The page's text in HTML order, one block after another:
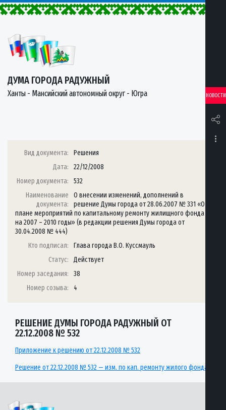
ДУМА ГОРОДА РАДУЖНЫЙ
Ханты - Мансийский автономный округ - Югра НОВОСТИ
Вид документа:
Решения
Дата:
22/12/2008
Номер документа:
532
Наименование
документа:
О внесении изменений, дополнений в
решение Думы города от 28.06.2007 № 331 «О
плане мероприятий по капитальному ремонту жилищного фонда
на 2007 – 2010 годы» (в редакции решения Думы города от
30.04.2008 № 444)
Кто подписал:
Глава города В.О. Куссмауль
Статус:
Действует
Номер заседания:
38
Номер созыва:
4
РЕШЕНИЕ ДУМЫ ГОРОДА РАДУЖНЫЙ ОТ
22.12.2008 № 532
Приложение к решению от 22.12.2008 № 532
Решение от 22.12.2008 № 532 — изм. по кап. ремонту жилого фонда